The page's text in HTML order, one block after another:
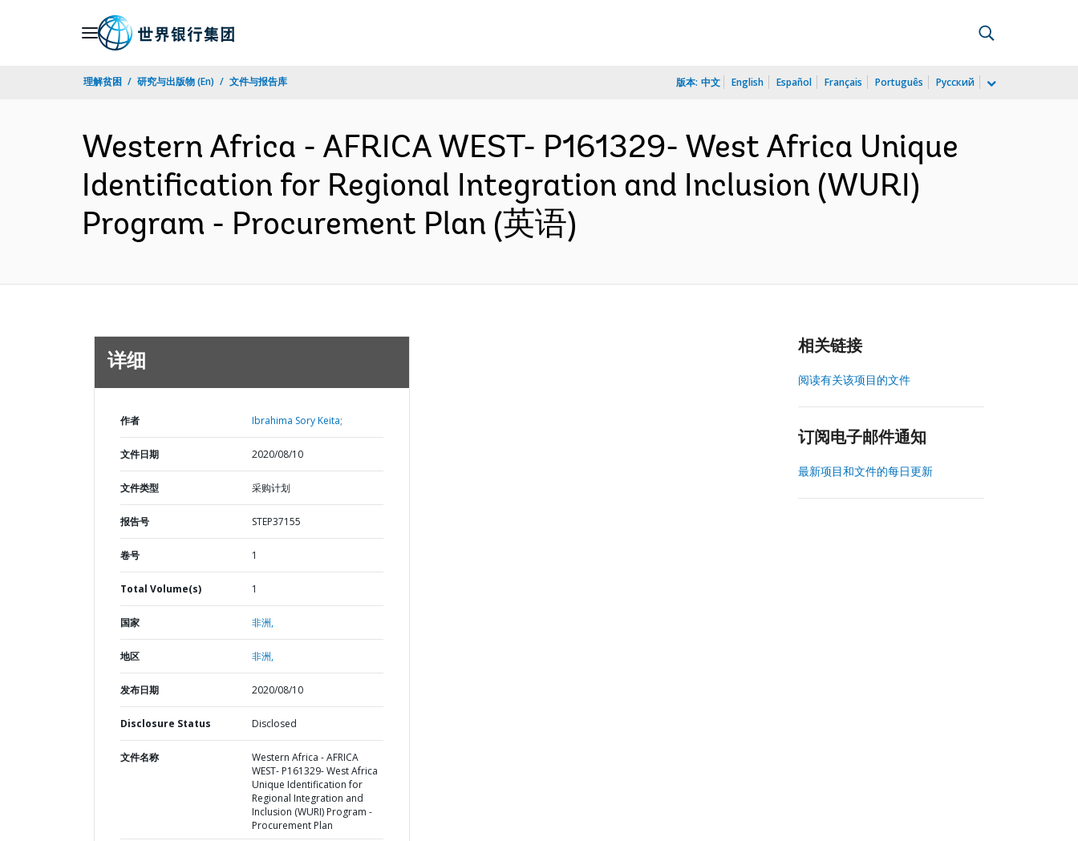
理解贫困 研究与出版物 (En) 文件与报告库 版本: 中文 English Español Français Português Русский
Western Africa - AFRICA WEST- P161329- West Africa Unique
Identification for Regional Integration and Inclusion (WURI)
Program - Procurement Plan (英语)
详细
作者 Ibrahima Sory Keita;
文件日期 2020/08/10
文件类型 采购计划
报告号 STEP37155
卷号 1
Total Volume(s) 1
国家 非洲,
地区 非洲,
发布日期 2020/08/10
Disclosure Status Disclosed
文件名称
Western Africa - AFRICA
WEST- P161329- West Africa
Unique Identification for
Regional Integration and
Inclusion (WURI) Program -
Procurement Plan
相关链接
阅读有关该项目的文件
订阅电子邮件通知
最新项目和文件的每日更新